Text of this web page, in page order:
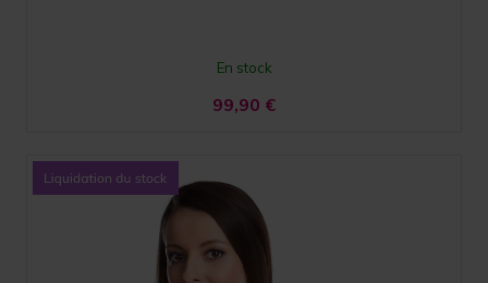
En stock
99,90 €